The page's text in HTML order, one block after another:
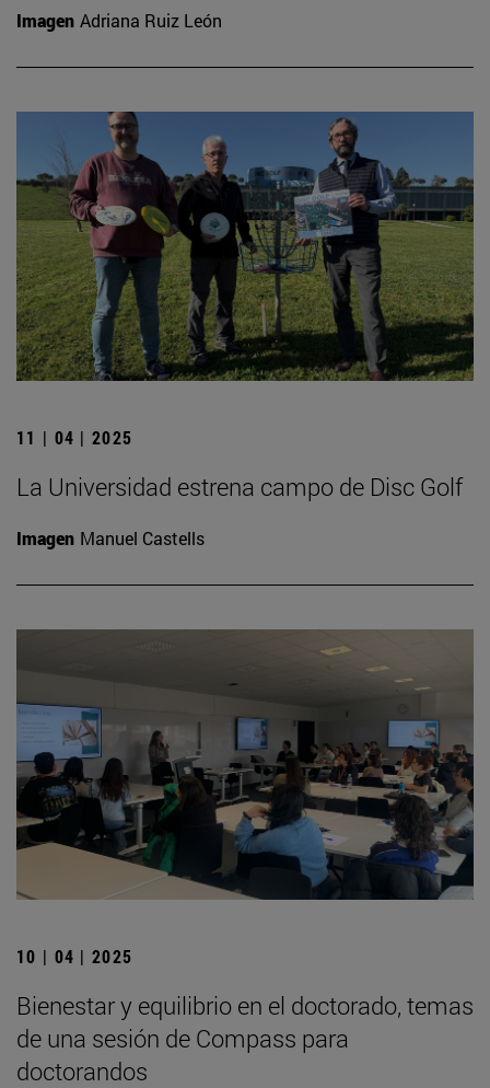
Imagen Adriana Ruiz León
11 | 04 | 2025
La Universidad estrena campo de Disc Golf
Imagen Manuel Castells
10 | 04 | 2025
Bienestar y equilibrio en el doctorado, temas
de una sesión de Compass para
doctorandos